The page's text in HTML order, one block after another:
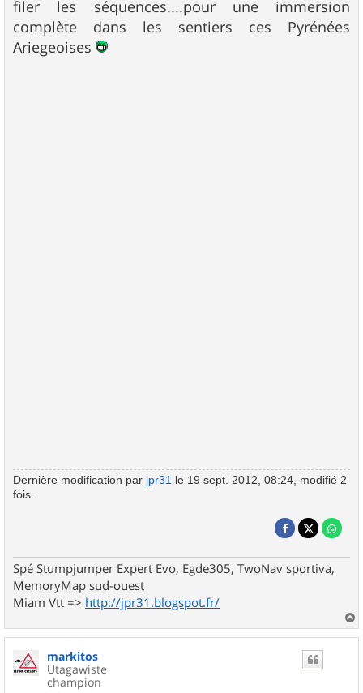
filer les séquences....pour une immersion
complète dans les sentiers ces Pyrénées
Ariegeoises
Dernière modification par jpr31 le 19 sept. 2012, 08:24, modifié 2
fois.
Spé Stumpjumper Expert Evo, Egde305, TwoNav sportiva,
MemoryMap sud-ouest
Miam Vtt => http://jpr31.blogspot.fr/
a
markitos
Utagawiste
champion